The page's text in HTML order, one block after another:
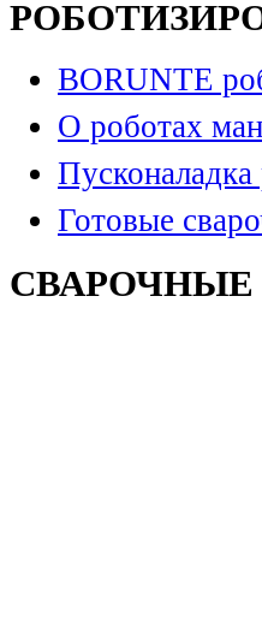
BORUNTE
О роботах
Готовые
СВАРОЧНЫЕ